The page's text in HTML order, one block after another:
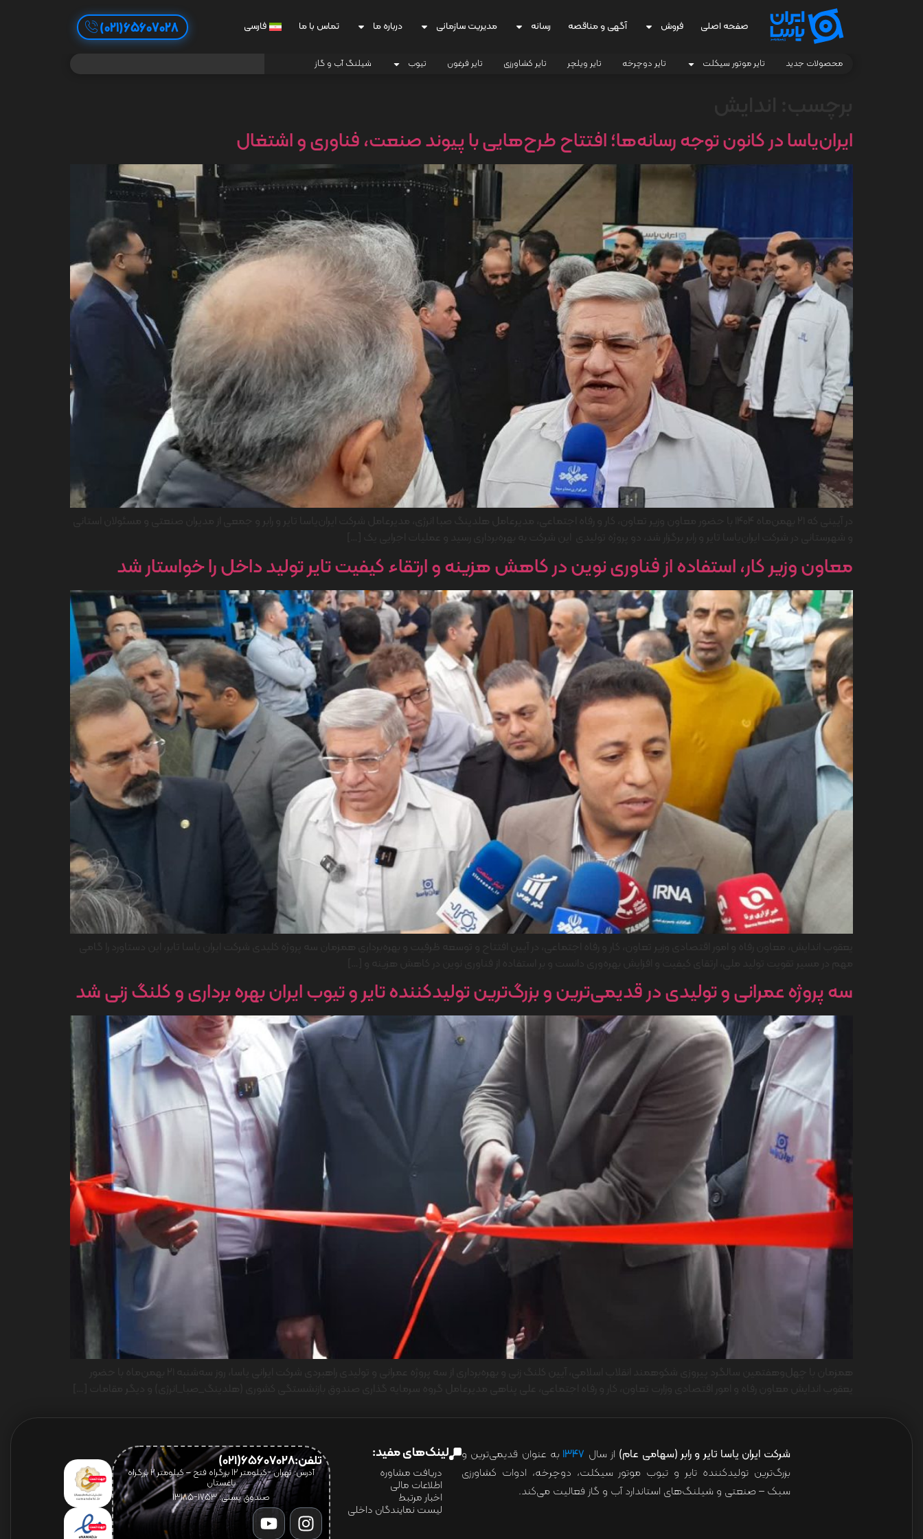
صفحه اصلی فروش آگهی و مناقصه رسانه مدیریت سازمانی درباره ما تماس با ما فارسی 65607028(021)
محصولات جدید تایر موتور سیکلت تایر دوچرخه تایر ویلچر تایر کشاورزی تایر فرغون تیوب شیلنگ آب و گاز
ایران‌یاسا در کانون توجه رسانه‌ها؛ افتتاح طرح‌هایی با پیوند صنعت، فناوری و اشتغال
معاون وزیر کار، استفاده از فناوری‌ نوین در کاهش هزینه و ارتقاء کیفیت تایر تولید داخل را خواستار شد
سه پروژه عمرانی و تولیدی در قدیمی‌ترین و بزرگ‌ترین تولیدکننده تایر و تیوب ایران بهره برداری و کلنگ زنی شد
شرکت ایران یاسا تایر و رابر (سهامی عام) از سال ۱۳۴۷ به عنوان قدیمی‌ترین و
بزرگ‌ترین تولیدکننده تایر و تیوب موتور سیکلت، دوچرخه، ادوات کشاورزی
سبک – صنعتی و شیلنگ‌های استاندارد آب و گاز فعالیت می‌کند.
لینک‌های مفید:
دریافت مشاوره
اطلاعات مالی
اخبار مرتبط
لیست نمایندگان داخلی
تلفن:65607028(021)
آدرس: تهران -کیلومتر 12 بزرگراه فتح – کیلومتر ۲ بزرگراه
باغستان
صندوق پستی: 1753-13185